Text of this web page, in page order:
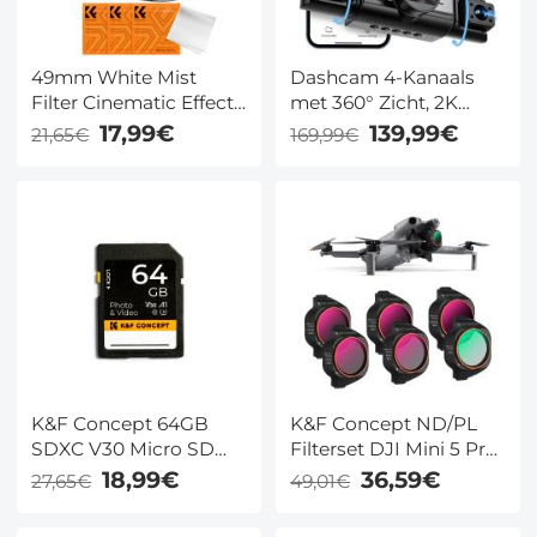
49mm White Mist
Filter Cinematic Effect
Filter met 18
21,65€ 17,99€
Dashcam 4-Kanaals
met 360° Zicht, 2K
Voorcamera, 5GHz
169,99€ 139,99€
K&F Concept 64GB
SDXC V30 Micro SD
Kaart voor 4K
Bewakingscamera en
27,65€ 18,99€
K&F Concept ND/PL
Filterset DJI Mini 5 Pro
– 6-Pack CPL ND4-64,
Schroefbaar Drone
49,01€ 36,59€